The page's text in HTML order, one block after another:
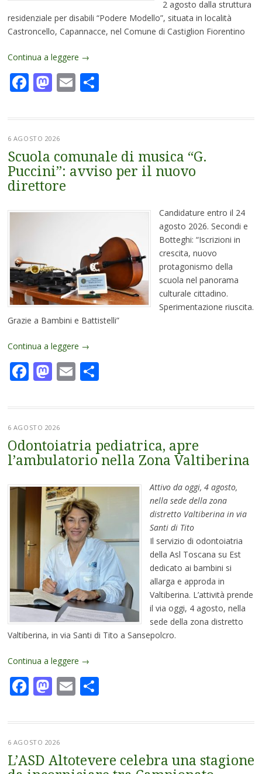
2 agosto dalla struttura
residenziale per disabili “Podere Modello”, situata in località
Castroncello, Capannacce, nel Comune di Castiglion Fiorentino
Continua a leggere →
Facebook
Mastodon
EmailCondividi
6 AGOSTO 2026
Scuola comunale di musica “G.
Puccini”: avviso per il nuovo
direttore
Candidature entro il 24
agosto 2026. Secondi e
Botteghi: “Iscrizioni in
crescita, nuovo
protagonismo della
scuola nel panorama
culturale cittadino.
Sperimentazione riuscita.
Grazie a Bambini e Battistelli”
Continua a leggere →
Facebook
Mastodon
EmailCondividi
6 AGOSTO 2026
Odontoiatria pediatrica, apre
l’ambulatorio nella Zona Valtiberina
Attivo da oggi, 4 agosto,
nella sede della zona
distretto Valtiberina in via
Santi di Tito
Il servizio di odontoiatria
della Asl Toscana su Est
dedicato ai bambini si
allarga e approda in
Valtiberina. L’attività prende
il via oggi, 4 agosto, nella
sede della zona distretto
Valtiberina, in via Santi di Tito a Sansepolcro.
Continua a leggere →
Facebook
Mastodon
EmailCondividi
6 AGOSTO 2026
L’ASD Altotevere celebra una stagione